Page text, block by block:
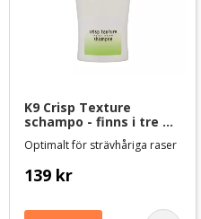
K9 Crisp Texture
schampo - finns i tre
storlekar
Optimalt för strävhåriga raser
139 kr